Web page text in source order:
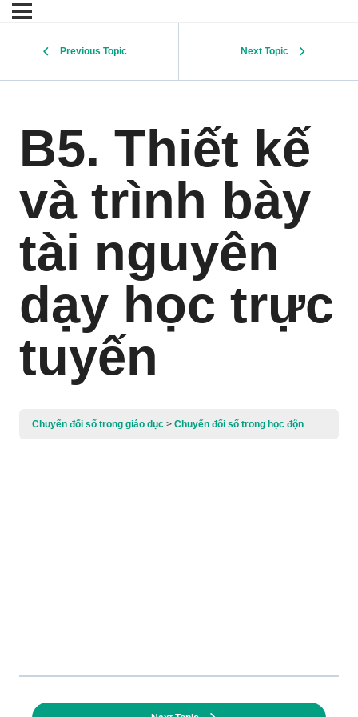
Previous Topic Next Topic
B5. Thiết kế
và trình bày
tài nguyên
dạy học trực
tuyến
Chuyển đổi số trong giáo dục Chuyển đổi số trong học động dạy học và giáo dục học sinh tiểu học